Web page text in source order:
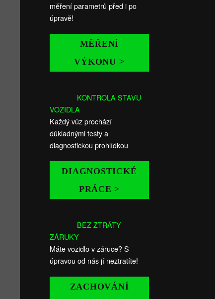
měření parametrů před i po
úpravě!
MĚŘENÍ
VÝKONU >
KONTROLA STAVU
VOZIDLA
Každý vůz prochází
důkladnými testy a
diagnostickou prohlídkou
DIAGNOSTICKÉ
PRÁCE >
BEZ ZTRÁTY
ZÁRUKY
Máte vozidlo v záruce? S
úpravou od nás jí neztratíte!
ZACHOVÁNÍ